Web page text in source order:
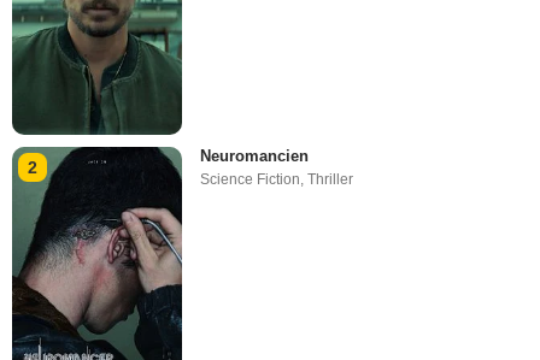
2
Neuromancien
Science Fiction,Thriller